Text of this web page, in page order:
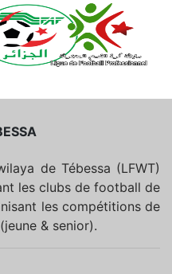
de Tébessa (LFWT)
les clubs de football de
les compétitions de
& senior).